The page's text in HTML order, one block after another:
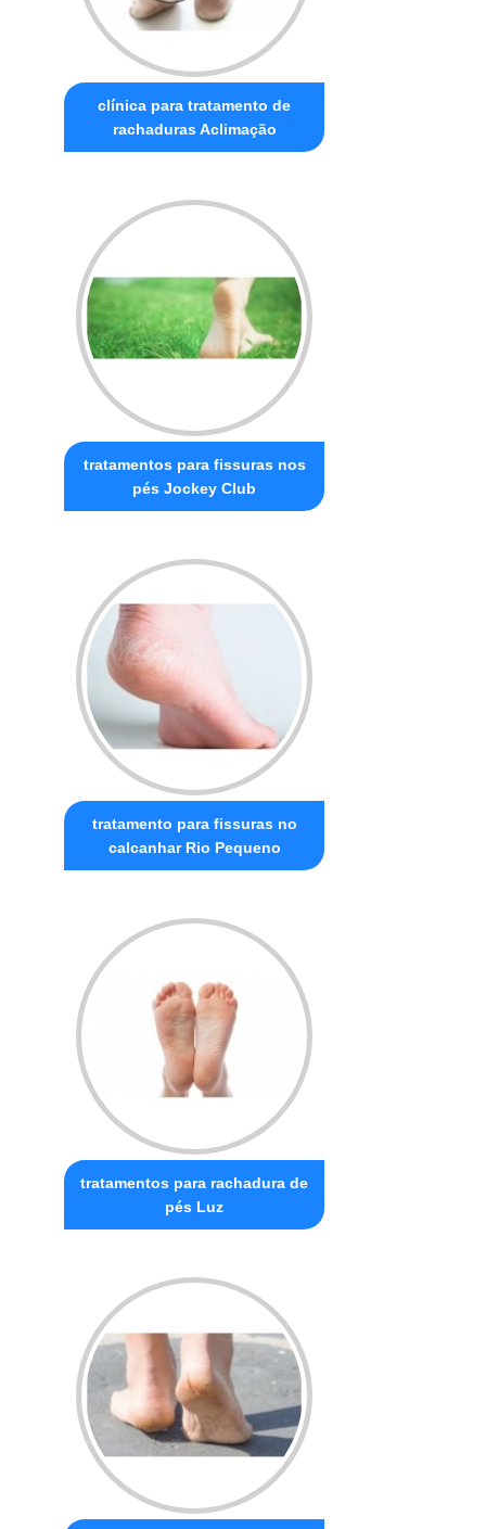
clínica para tratamento de
rachaduras Aclimação
tratamentos para fissuras nos
pés Jockey Club
tratamento para fissuras no
calcanhar Rio Pequeno
tratamentos para rachadura de
pés Luz